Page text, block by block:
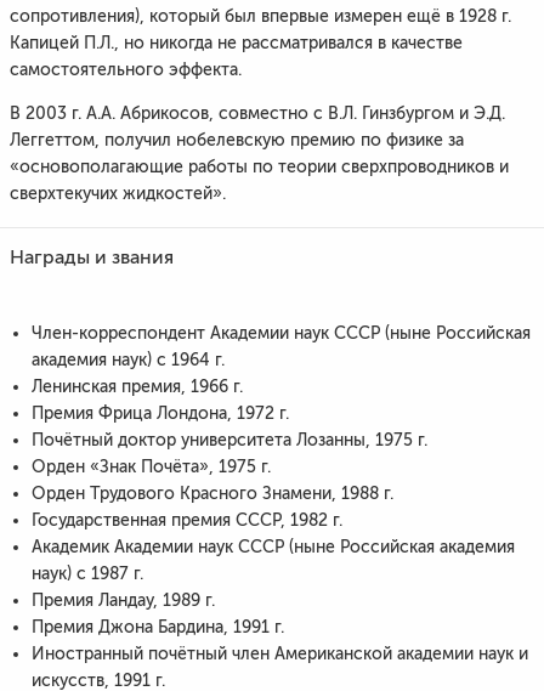
сопротивления), который был впервые измерен ещё в 1928 г.
Капицей П.Л., но никогда не рассматривался в качестве
самостоятельного эффекта.
В 2003 г. А.А. Абрикосов, совместно с В.Л. Гинзбургом и Э.Д.
Леггеттом, получил нобелевскую премию по физике за
«основополагающие работы по теории сверхпроводников и
сверхтекучих жидкостей».
Награды и звания
Член-корреспондент Академии наук СССР (ныне Российская
академия наук) с 1964 г.
Ленинская премия, 1966 г.
Премия Фрица Лондона, 1972 г.
Почётный доктор университета Лозанны, 1975 г.
Орден «Знак Почёта», 1975 г.
Орден Трудового Красного Знамени, 1988 г.
Государственная премия СССР, 1982 г.
Академик Академии наук СССР (ныне Российская академия
наук) с 1987 г.
Премия Ландау, 1989 г.
Премия Джона Бардина, 1991 г.
Иностранный почётный член Американской академии наук и
искусств, 1991 г.